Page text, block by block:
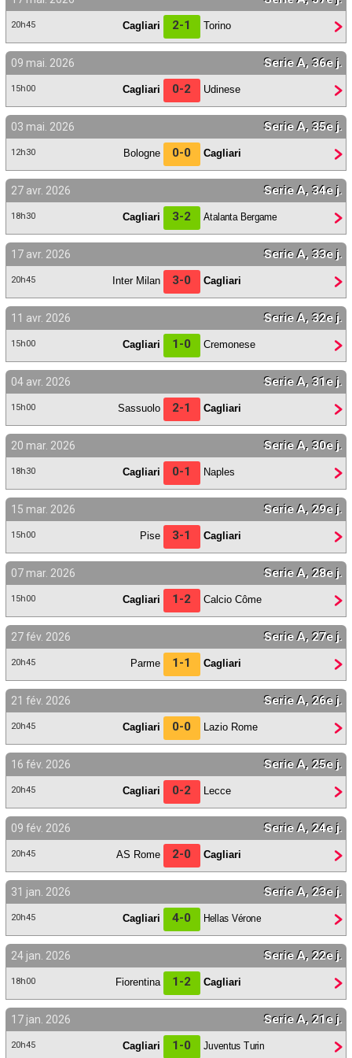
20h45 Cagliari 2-1 Torino
09 mai. 2026 Serie A, 36e j.
15h00 Cagliari 0-2 Udinese
03 mai. 2026 Serie A, 35e j.
12h30 Bologne 0-0 Cagliari
27 avr. 2026 Serie A, 34e j.
18h30 Cagliari 3-2 Atalanta Bergame
17 avr. 2026 Serie A, 33e j.
20h45 Inter Milan 3-0 Cagliari
11 avr. 2026 Serie A, 32e j.
15h00 Cagliari 1-0 Cremonese
04 avr. 2026 Serie A, 31e j.
15h00 Sassuolo 2-1 Cagliari
20 mar. 2026 Serie A, 30e j.
18h30 Cagliari 0-1 Naples
15 mar. 2026 Serie A, 29e j.
15h00 Pise 3-1 Cagliari
07 mar. 2026 Serie A, 28e j.
15h00 Cagliari 1-2 Calcio Côme
27 fév. 2026 Serie A, 27e j.
20h45 Parme 1-1 Cagliari
21 fév. 2026 Serie A, 26e j.
20h45 Cagliari 0-0 Lazio Rome
16 fév. 2026 Serie A, 25e j.
20h45 Cagliari 0-2 Lecce
09 fév. 2026 Serie A, 24e j.
20h45 AS Rome 2-0 Cagliari
31 jan. 2026 Serie A, 23e j.
20h45 Cagliari 4-0 Hellas Vérone
24 jan. 2026 Serie A, 22e j.
18h00 Fiorentina 1-2 Cagliari
17 jan. 2026 Serie A, 21e j.
20h45 Cagliari 1-0 Juventus Turin
Contact / Signaler un bug
Recrutement Maxifoot
Mentions légales
site web Maxifoot.fr